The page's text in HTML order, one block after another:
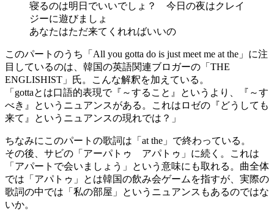
寝るのは明日でいいでしょ？ 今日の夜はクレイ
ジーに遊びましょ
あなたはただ来てくれればいいの
このパートのうち「All you gotta do is just meet me at the」に注
目しているのは、韓国の英語関連ブロガーの「THE
ENGLISHIST」氏。こんな解釈を加えている。
「gottaとは口語的表現で『～すること』というより、『～す
べき』というニュアンスがある。これはロゼの『どうしても
来て』というニュアンスの現れでは？」
ちなみにこのパートの歌詞は「at the」で終わっている。
その後、サビの「アーパトゥ アパトゥ」に続く。これは
「アパートで会いましょう」という意味にも取れる。曲全体
では「アパトゥ」とは韓国の飲み会ゲームを指すが、実際の
歌詞の中では「私の部屋」というニュアンスもあるのではな
いか。